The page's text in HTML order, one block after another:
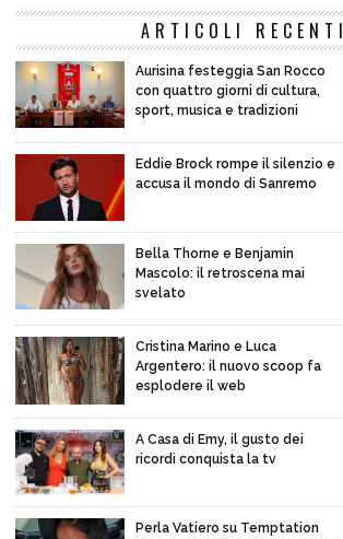
ARTICOLI RECENTI
Aurisina festeggia San Rocco
con quattro giorni di cultura,
sport, musica e tradizioni
Eddie Brock rompe il silenzio e
accusa il mondo di Sanremo
Bella Thorne e Benjamin
Mascolo: il retroscena mai
svelato
Cristina Marino e Luca
Argentero: il nuovo scoop fa
esplodere il web
A Casa di Emy, il gusto dei
ricordi conquista la tv
Perla Vatiero su Temptation